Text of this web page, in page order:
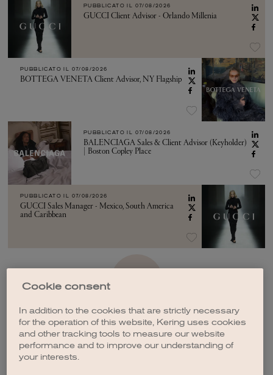
PUBBLICATO IL 07/08/2026
GUCCI Client Advisor - Orlando Millenia
PUBBLICATO IL 07/08/2026
BOTTEGA VENETA Client Advisor, NY Flagship
PUBBLICATO IL 07/08/2026
BALENCIAGA Sales & Client Advisor (Keyholder)
| Boston Copley Place
PUBBLICATO IL 07/08/2026
GUCCI Sales Manager - Mexico, South America
and Caribbean
Cookie consent
In addition to the cookies that are strictly necessary
for the operation of this website, Kering uses cookies
and other tracking tools to measure our website
performance and to improve our understanding of
your interests.